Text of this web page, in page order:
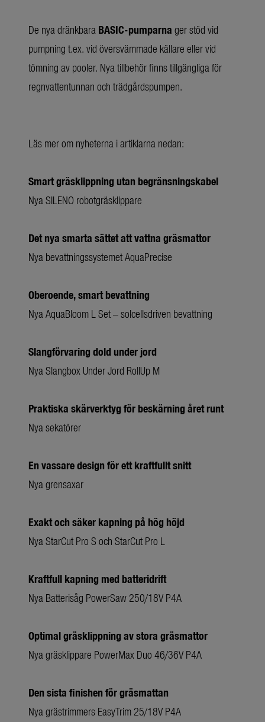
De nya dränkbara BASIC-pumparna ger stöd vid
pumpning t.ex. vid översvämmade källare eller vid
tömning av pooler. Nya tillbehör finns tillgängliga för
regnvattentunnan och trädgårdspumpen.
Läs mer om nyheterna i artiklarna nedan:
Smart gräsklippning utan begränsningskabel
Nya SILENO robotgräsklippare
Det nya smarta sättet att vattna gräsmattor
Nya bevattningssystemet AquaPrecise
Oberoende, smart bevattning
Nya AquaBloom L Set – solcellsdriven bevattning
Slangförvaring dold under jord
Nya Slangbox Under Jord RollUp M
Praktiska skärverktyg för beskärning året runt
Nya sekatörer
En vassare design för ett kraftfullt snitt
Nya grensaxar
Exakt och säker kapning på hög höjd
Nya StarCut Pro S och StarCut Pro L
Kraftfull kapning med batteridrift
Nya Batterisåg PowerSaw 250/18V P4A
Optimal gräsklippning av stora gräsmattor
Nya gräsklippare PowerMax Duo 46/36V P4A
Den sista finishen för gräsmattan
Nya grästrimmers EasyTrim 25/18V P4A